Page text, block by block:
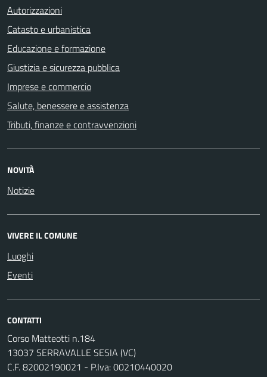
Autorizzazioni
Catasto e urbanistica
Educazione e formazione
Giustizia e sicurezza pubblica
Imprese e commercio
Salute, benessere e assistenza
Tributi, finanze e contravvenzioni
NOVITÀ
Notizie
VIVERE IL COMUNE
Luoghi
Eventi
CONTATTI
Corso Matteotti n.184
13037 SERRAVALLE SESIA (VC)
C.F. 82002190021 - P.Iva: 00210440020